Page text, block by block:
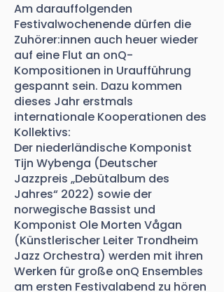
Am darauffolgenden
Festivalwochenende dürfen die
Zuhörer:innen auch heuer wieder
auf eine Flut an onQ-
Kompositionen in Uraufführung
gespannt sein. Dazu kommen
dieses Jahr erstmals
internationale Kooperationen des
Kollektivs:
Der niederländische Komponist
Tijn Wybenga (Deutscher
Jazzpreis „Debütalbum des
Jahres“ 2022) sowie der
norwegische Bassist und
Komponist Ole Morten Vågan
(Künstlerischer Leiter Trondheim
Jazz Orchestra) werden mit ihren
Werken für große onQ Ensembles
am ersten Festivalabend zu hören